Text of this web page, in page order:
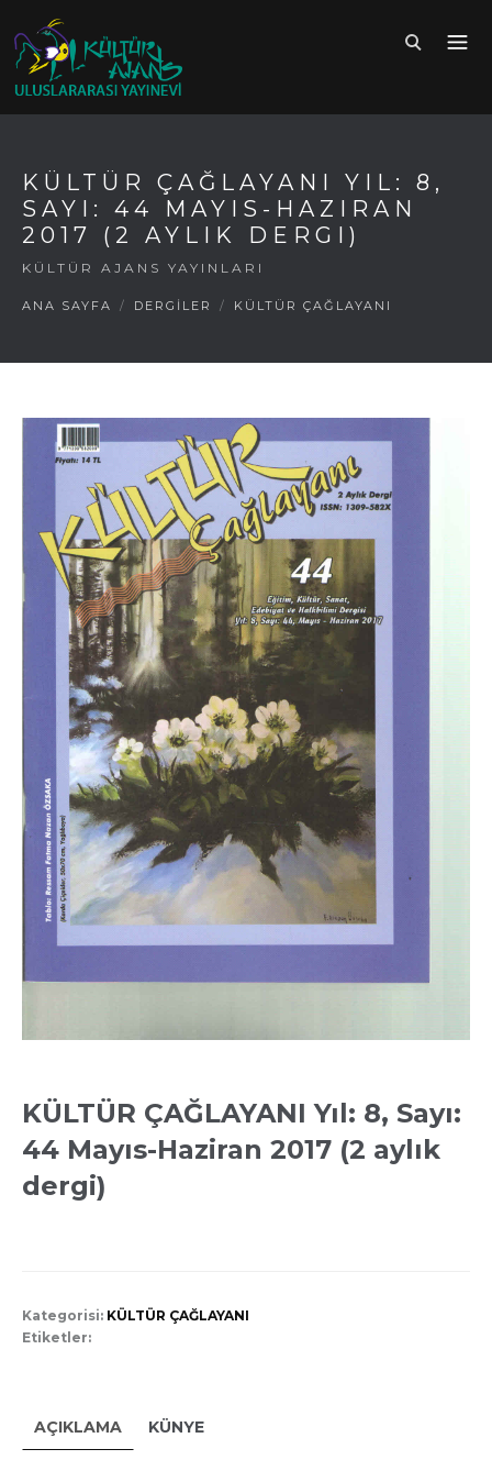
KÜLTÜR ÇAĞLAYANI YIL: 8,
SAYI: 44 MAYIS-HAZIRAN
2017 (2 AYLIK DERGI)
KÜLTÜR AJANS YAYINLARI
ANA SAYFA / DERGİLER / KÜLTÜR ÇAĞLAYANI
KÜLTÜR ÇAĞLAYANI Yıl: 8, Sayı:
44 Mayıs-Haziran 2017 (2 aylık
dergi)
Kategorisi: KÜLTÜR ÇAĞLAYANI
Etiketler:
AÇIKLAMA KÜNYE